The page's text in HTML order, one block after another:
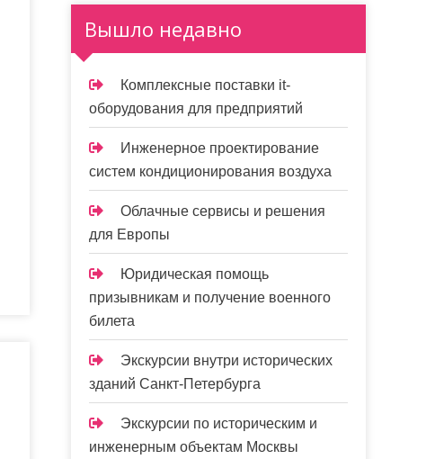
Вышло недавно
Комплексные поставки it-
оборудования для предприятий
Инженерное проектирование
систем кондиционирования воздуха
Облачные сервисы и решения
для Европы
Юридическая помощь
призывникам и получение военного
билета
Экскурсии внутри исторических
зданий Санкт-Петербурга
Экскурсии по историческим и
инженерным объектам Москвы